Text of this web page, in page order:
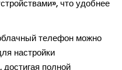
что удобнее
телефон можно
настройки
достигая полной